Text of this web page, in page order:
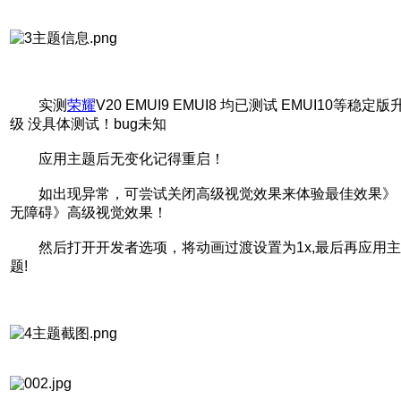
实测荣耀V20 EMUI9 EMUI8 均已测试 EMUI10等稳定版
级 没具体测试！bug未知
应用主题后无变化记得重启！
如出现异常，可尝试关闭高级视觉效果来体验最佳效果》
无障碍》高级视觉效果！
然后打开开发者选项，将动画过渡设置为1x,最后再应用主
题!